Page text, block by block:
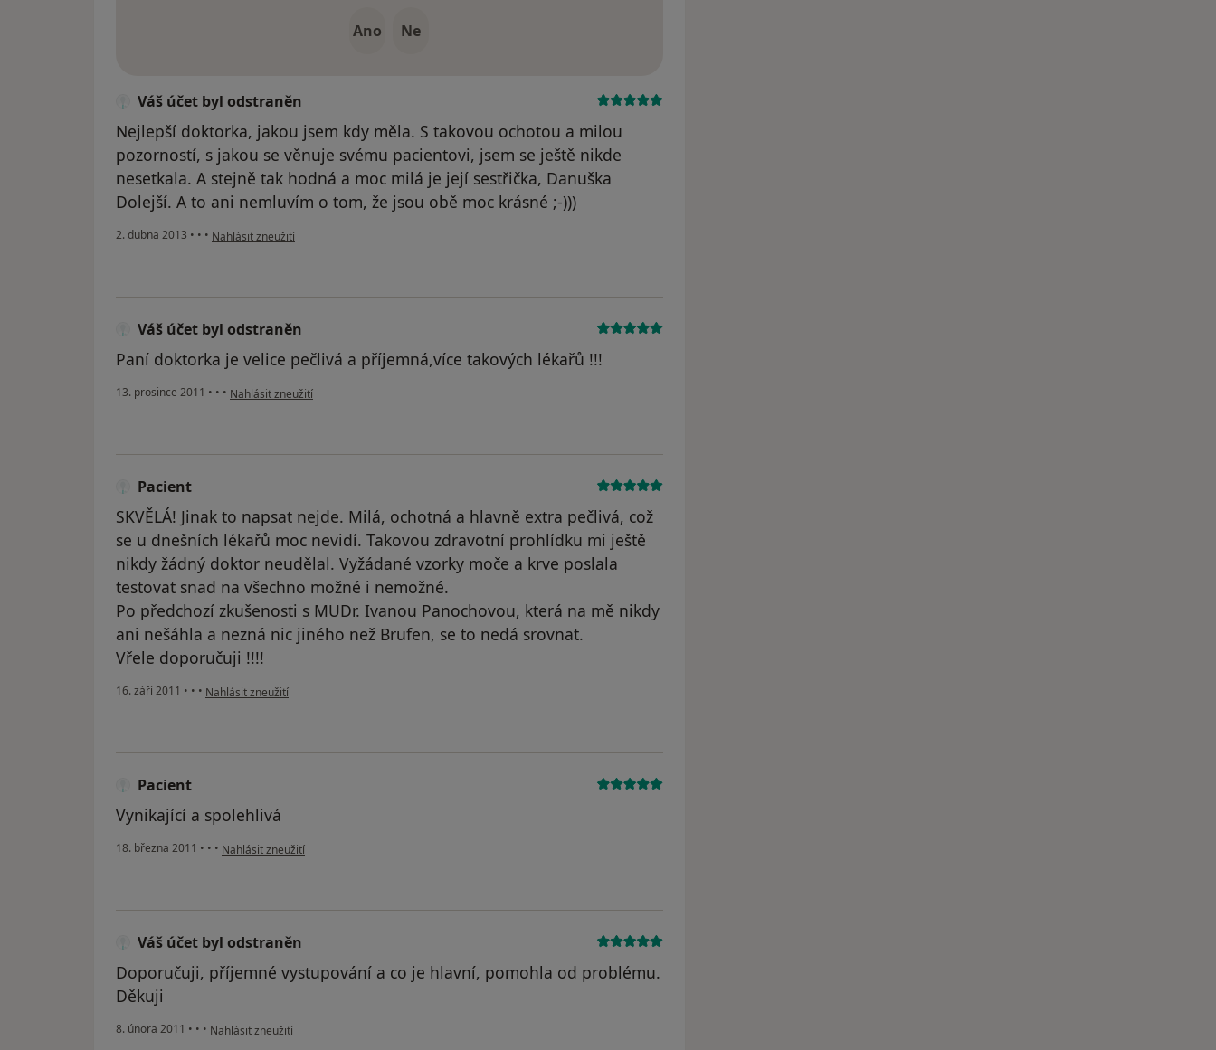
Ano Ne
Váš účet byl odstraněn
Nejlepší doktorka, jakou jsem kdy měla. S takovou ochotou a milou
pozorností, s jakou se věnuje svému pacientovi, jsem se ještě nikde
nesetkala. A stejně tak hodná a moc milá je její sestřička, Danuška
Dolejší. A to ani nemluvím o tom, že jsou obě moc krásné ;-)))
2. dubna 2013 • • • podle názoru uživatele Váš účet byl odstraněn
Nahlásit zneužití
Váš účet byl odstraněn
Paní doktorka je velice pečlivá a příjemná,více takových lékařů !!!
13. prosince 2011 • • • podle názoru uživatele Váš účet byl odstraněn
Nahlásit zneužití
Pacient
SKVĚLÁ! Jinak to napsat nejde. Milá, ochotná a hlavně extra pečlivá, což
se u dnešních lékařů moc nevidí. Takovou zdravotní prohlídku mi ještě
nikdy žádný doktor neudělal. Vyžádané vzorky moče a krve poslala
testovat snad na všechno možné i nemožné.
Po předchozí zkušenosti s MUDr. Ivanou Panochovou, která na mě nikdy
ani nešáhla a nezná nic jiného než Brufen, se to nedá srovnat.
Vřele doporučuji !!!!
16. září 2011 • • • podle názoru uživatele Pacient
Nahlásit zneužití
Pacient
Vynikající a spolehlivá
18. března 2011 • • • podle názoru uživatele Pacient
Nahlásit zneužití
Váš účet byl odstraněn
Doporučuji, příjemné vystupování a co je hlavní, pomohla od problému.
Děkuji
8. února 2011 • • • podle názoru uživatele Váš účet byl odstraněn
Nahlásit zneužití